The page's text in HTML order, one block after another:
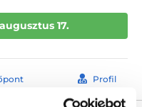
augusztus 17.
Profil